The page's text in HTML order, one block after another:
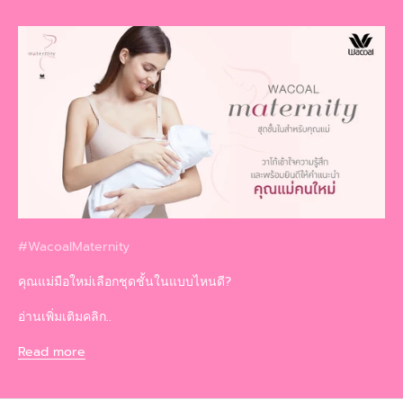
#WacoalMaternity
คุณแม่มือใหม่เลือกชุดชั้นในแบบไหนดี?
อ่านเพิ่มเติมคลิก..
Read more